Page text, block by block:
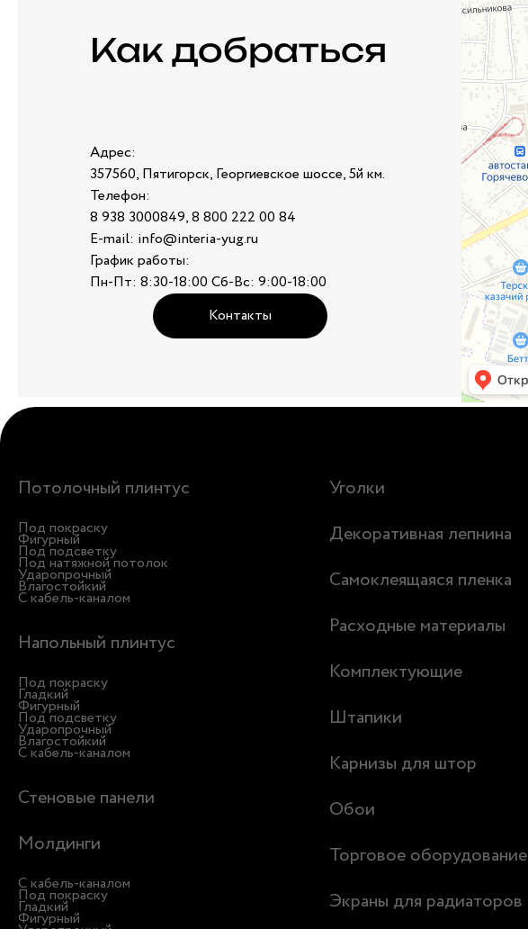
Как добраться
Адрес:
357560, Пятигорск, Георгиевское шоссе, 5й км.
Телефон:
8 938 3000849, 8 800 222 00 84
E-mail: info@interia-yug.ru
График работы:
Пн-Пт: 8:30-18:00 Сб-Вс: 9:00-18:00
Контакты
Потолочный плинтус
Под покраску
Фигурный
Под подсветку
Под натяжной потолок
Ударопрочный
Влагостойкий
С кабель-каналом
Напольный плинтус
Под покраску
Гладкий
Фигурный
Под подсветку
Ударопрочный
Влагостойкий
С кабель-каналом
Стеновые панели
Молдинги
С кабель-каналом
Под покраску
Гладкий
Фигурный
Уголки
Декоративная лепнина
Самоклеящаяся пленка
Расходные материалы
Комплектующие
Штапики
Карнизы для штор
Обои
Торговое оборудование
Экраны для радиаторов